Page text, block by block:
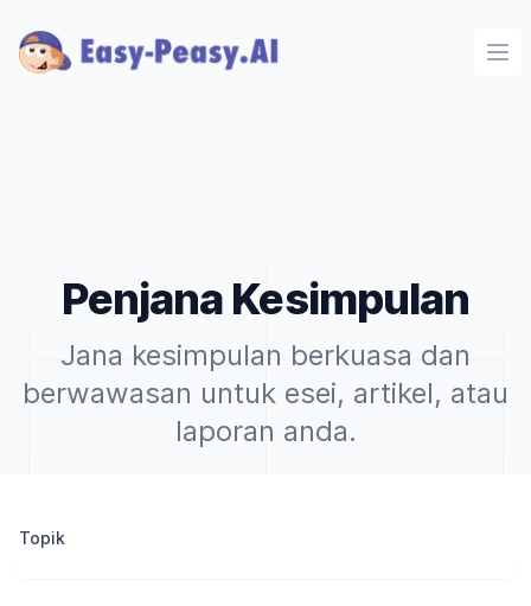
Penjana Kesimpulan
Jana kesimpulan berkuasa dan
berwawasan untuk esei, artikel, atau
laporan anda.
Topik